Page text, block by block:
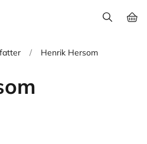
/ Henrik Hersom